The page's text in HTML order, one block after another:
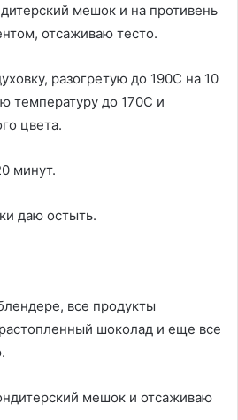
мешок и на противень
отсаживаю тесто.
разогретую до 190С на 10
температуру до 170С и
цвета.
минут.
даю остыть.
все продукты
шоколад и еще все
мешок и отсаживаю